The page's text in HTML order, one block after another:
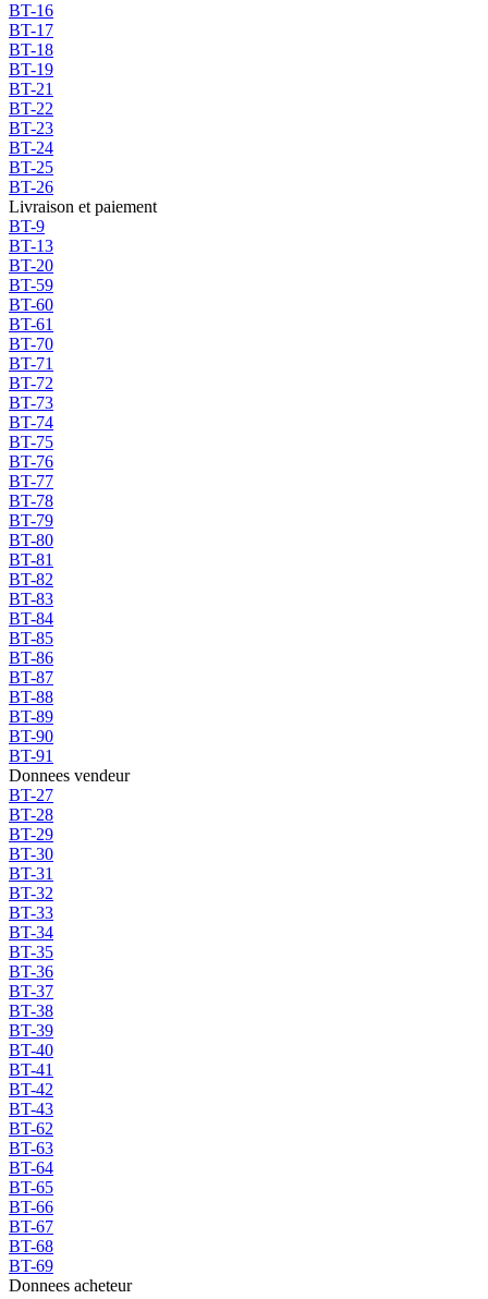
BT-16
BT-17
BT-18
BT-19
BT-21
BT-22
BT-23
BT-24
BT-25
BT-26
Livraison et paiement
BT-9
BT-13
BT-20
BT-59
BT-60
BT-61
BT-70
BT-71
BT-72
BT-73
BT-74
BT-75
BT-76
BT-77
BT-78
BT-79
BT-80
BT-81
BT-82
BT-83
BT-84
BT-85
BT-86
BT-87
BT-88
BT-89
BT-90
BT-91
Donnees vendeur
BT-27
BT-28
BT-29
BT-30
BT-31
BT-32
BT-33
BT-34
BT-35
BT-36
BT-37
BT-38
BT-39
BT-40
BT-41
BT-42
BT-43
BT-62
BT-63
BT-64
BT-65
BT-66
BT-67
BT-68
BT-69
Donnees acheteur